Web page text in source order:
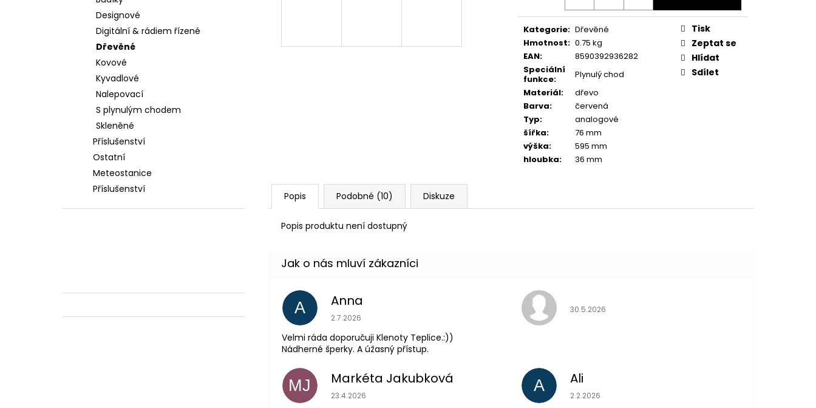
Designové
Digitální & rádiem řízené
Dřevěné
Kovové
Kyvadlové
Nalepovací
S plynulým chodem
Skleněné
Příslušenství
Ostatní
Meteostanice
Příslušenství
Kategorie: Dřevěné
Hmotnost: 0.75 kg
EAN:
8590392936282
Speciální
funkce:
Plynulý chod
Materiál:
dřevo
Barva:
červená
Typ:
analogové
šířka:
76 mm
výška:
595 mm
hloubka: 36 mm
Tisk
Zeptat se
Hlídat
Sdílet
Popis Podobné (10) Diskuze
Popis produktu není dostupný
A Anna
Hodnocení obchodu je 5 z 5 hvězdiček.
2.7.2026
Velmi ráda doporučuji Klenoty Teplice.:))
Nádherné šperky. A úžasný přístup.
Hodnocení obchodu je 5 z 5 hvězdiček.
30.5.2026
MJ Markéta Jakubková
Hodnocení obchodu je 5 z 5 hvězdiček.
23.4.2026
A Ali
Hodnocení obchodu je 5 z 5 hvězdiček.
2.2.2026